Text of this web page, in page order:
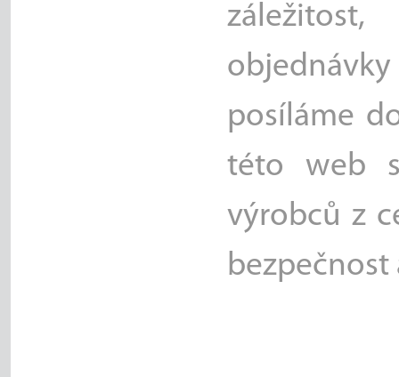
posíláme
této web
výrobců z
bezpečnost